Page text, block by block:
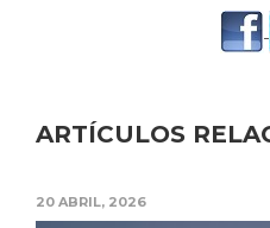
ARTÍCULOS
20 ABRIL, 2026